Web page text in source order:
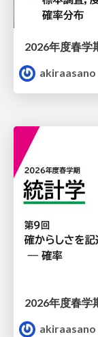
akiraasano
akiraasano